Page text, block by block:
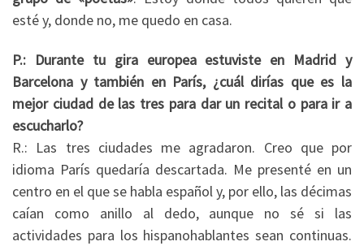
esté y, donde no, me quedo en casa.
P.: Durante tu gira europea estuviste en Madrid y
Barcelona y también en París, ¿cuál dirías que es la
mejor ciudad de las tres para dar un recital o para ir a
escucharlo?
R.: Las tres ciudades me agradaron. Creo que por
idioma París quedaría descartada. Me presenté en un
centro en el que se habla español y, por ello, las décimas
caían como anillo al dedo, aunque no sé si las
actividades para los hispanohablantes sean continuas.